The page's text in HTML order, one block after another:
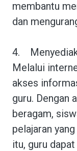
membantu
dan
4.
Melalui
akses
guru. Dengan
beragam,
pelajaran
itu, guru